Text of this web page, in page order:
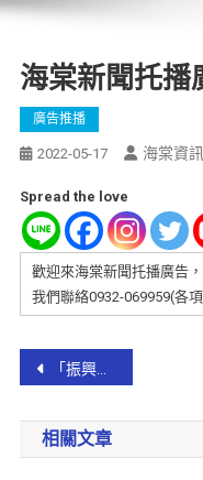
海棠新聞托播
廣告推播
2022-05-17 海棠資
Spread the love
歡迎來海棠新聞托播廣告
我們聯絡0932-069959(各
「振興經濟」 頭城鎮公所積極爭取代表會同意 擬發放鎮民每人2千元
相關文章